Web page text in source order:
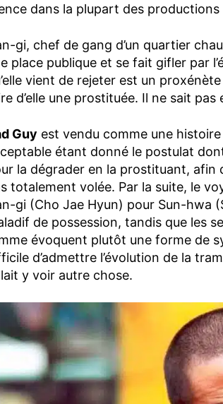
dans la plupart des productions
gi, chef de gang d’un quartier
place publique et se fait gifler par
vient de rejeter est un
d’elle une prostituée. Il ne sait pas
Guy est vendu comme une
étant donné le postulat
la dégrader en la prostituant, afin
totalement volée. Par la suite, le
gi (Cho Jae Hyun) pour Sun-hwa
de possession, tandis que les
évoquent plutôt une forme de
d’admettre l’évolution de la
y voir autre chose.